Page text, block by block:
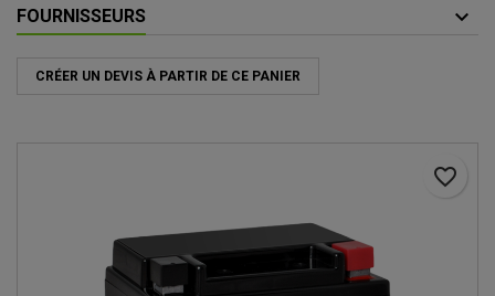
FOURNISSEURS
CRÉER UN DEVIS À PARTIR DE CE PANIER
favorite_border